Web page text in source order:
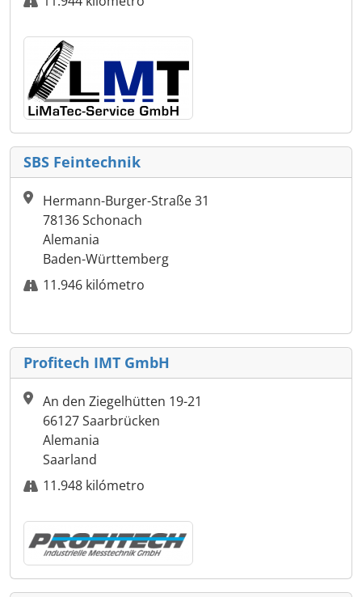
SBS Feintechnik
Hermann-Burger-Straße 31
78136 Schonach
Alemania
Baden-Württemberg
11.946 kilómetro
Profitech IMT GmbH
An den Ziegelhütten 19-21
66127 Saarbrücken
Alemania
Saarland
11.948 kilómetro